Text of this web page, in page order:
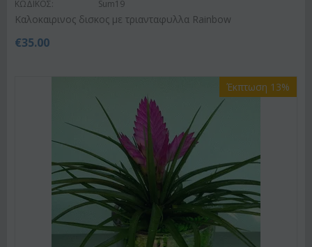
ΚΩΔΙΚΟΣ: Sum19
Kαλοκαιρινος δισκος με τριανταφυλλα Rainbow
€35.00
Έκπτωση 13%